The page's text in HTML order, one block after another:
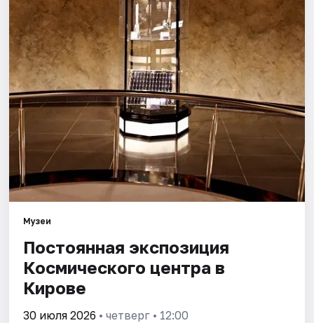
Площадки
Артисты
Рейтинги
Музеи
Постоянная экспозиция
Космического центра в
Кирове
30 июля 2026 • четверг • 12:00